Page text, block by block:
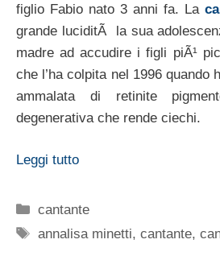
figlio Fabio nato 3 anni fa. La
grande luciditÃ la sua
madre ad accudire i figli piÃ¹
che l’ha colpita nel 1996 quando
ammalata di retinite
degenerativa che rende ciechi.
Leggi tutto
Categorie
cantante
Tag
annalisa minetti,cantante,